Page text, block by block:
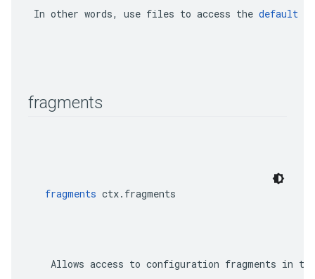
In other words, use files to access the default
fragments
fragments ctx.fragments
Allows access to configuration fragments in